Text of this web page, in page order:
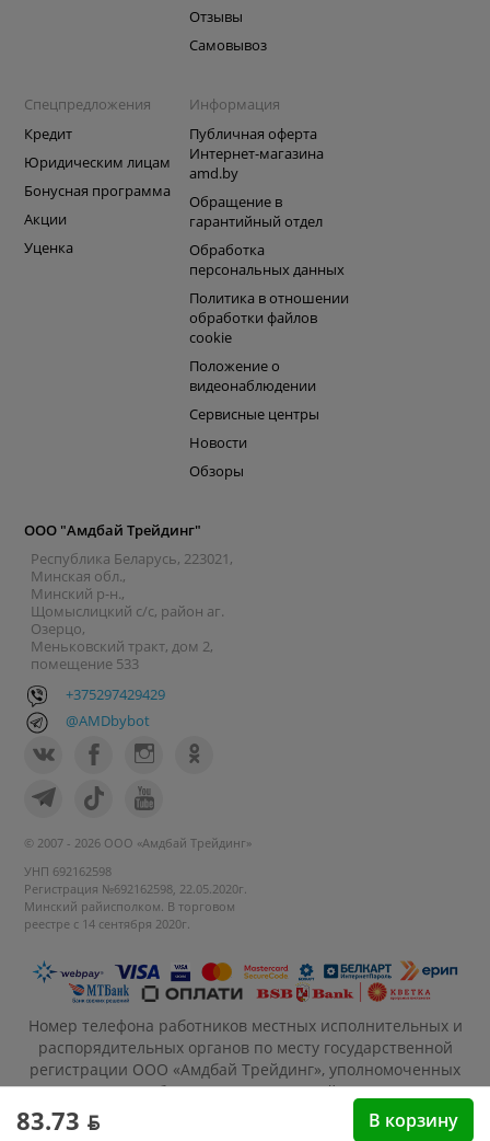
83.73 ƃ В корзину
Отзывы
Самовывоз
Спецпредложения
Кредит
Юридическим лицам
Бонусная программа
Акции
Уценка
Информация
Публичная оферта
Интернет-магазина
amd.by
Обращение в
гарантийный отдел
Обработка
персональных данных
Политика в отношении
обработки файлов
cookie
Положение о
видеонаблюдении
Сервисные центры
Новости
Обзоры
ООО "Амдбай Трейдинг"
Республика Беларусь, 223021,
Минская обл.,
Минский р-н.,
Щомыслицкий с/с, район аг.
Озерцо,
Меньковский тракт, дом 2,
помещение 533
+375297429429
@AMDbybot
© 2007 - 2026 ООО «Амдбай Трейдинг»
УНП 692162598
Регистрация №692162598, 22.05.2020г.
Минский райисполком. В торговом
реестре с 14 сентября 2020г.
Номер телефона работников местных исполнительных и
распорядительных органов по месту государственной
регистрации ООО «Амдбай Трейдинг», уполномоченных
рассматривать обращения покупателей: +375 17 270-35-
26, Руководитель отдела: Макриденко Ирина